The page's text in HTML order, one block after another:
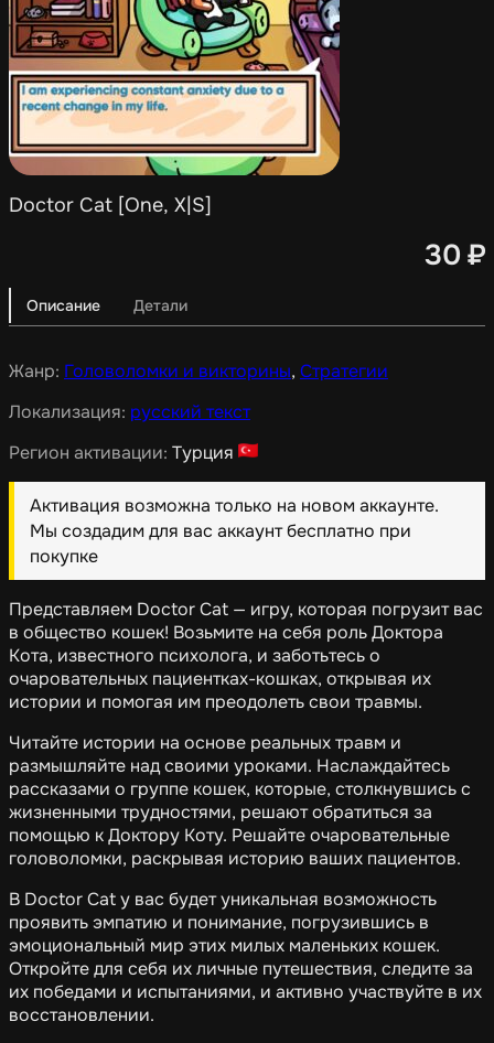
Doctor Cat [One, X|S]
30 ₽
Описание Детали
Жанр: Головоломки и викторины, Стратегии
Локализация: русский текст
Регион активации: Турция
Активация возможна только на новом аккаунте.
Мы создадим для вас аккаунт бесплатно при
покупке
Представляем Doctor Cat — игру, которая погрузит вас
в общество кошек! Возьмите на себя роль Доктора
Кота, известного психолога, и заботьтесь о
очаровательных пациентках-кошках, открывая их
истории и помогая им преодолеть свои травмы.
Читайте истории на основе реальных травм и
размышляйте над своими уроками. Наслаждайтесь
рассказами о группе кошек, которые, столкнувшись с
жизненными трудностями, решают обратиться за
помощью к Доктору Коту. Решайте очаровательные
головоломки, раскрывая историю ваших пациентов.
В Doctor Cat у вас будет уникальная возможность
проявить эмпатию и понимание, погрузившись в
эмоциональный мир этих милых маленьких кошек.
Откройте для себя их личные путешествия, следите за
их победами и испытаниями, и активно участвуйте в их
восстановлении.